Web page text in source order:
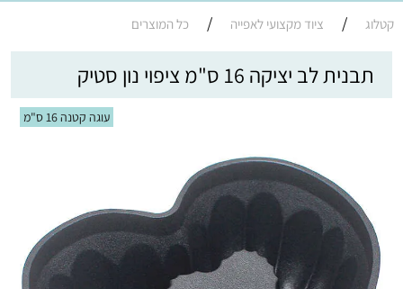
קטלוג / ציוד מקצועי לאפייה / כל המוצרים
תבנית לב יציקה 16 ס"מ ציפוי נון סטיק
עוגה קטנה 16 ס"מ